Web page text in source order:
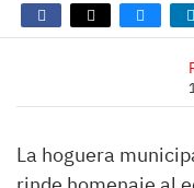
La hoguera